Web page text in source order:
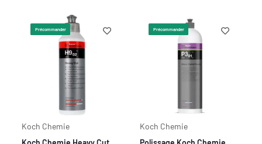
Précommander
Koch Chemie
Précommander
Koch Chemie